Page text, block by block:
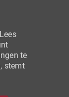
te
stemt